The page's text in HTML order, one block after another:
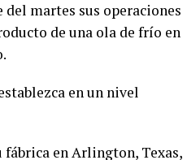
del martes sus operaciones
de una ola de frío en
en un nivel
fábrica en Arlington, Texas,